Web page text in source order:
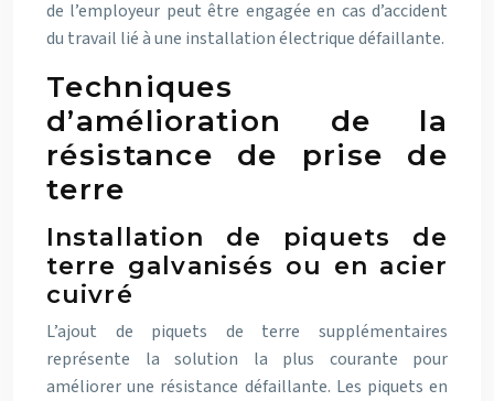
de l’employeur peut être engagée en cas d’accident
du travail lié à une installation électrique défaillante.
Techniques
d’amélioration de la
résistance de prise de
terre
Installation de piquets de
terre galvanisés ou en acier
cuivré
L’ajout de piquets de terre supplémentaires
représente la solution la plus courante pour
améliorer une résistance défaillante. Les piquets en